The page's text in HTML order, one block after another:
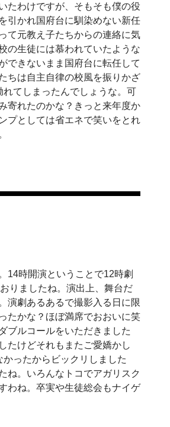
たわけですが、そもそも僕の役
引かれ国府台に馴染めない新任
て元教え子たちからの連絡に気
の生徒には慕われていたような
できないまま国府台に転任して
ちは自主自律の校風を振りかざ
てしまったんでしょうな。可
寄れたのかな？きっと来年度か
プとしては省エネで笑いをとれ
14時開演ということで12時劇
りましたね。演出上、舞台だ
演劇あるあるで撮影入る日に限
たかな？ほぼ満席でおおいに笑
ブルコールをいただきました
たけどそれもまたご愛嬌かし
ったからビックリしました
ね。いろんなトコでアガリスク
わね。卒実や生徒総会もナイゲ